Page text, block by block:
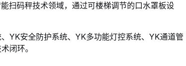
扫码秤技术领域，通过可楼梯调节的口水罩板设
YK安全防护系统、YK多功能灯控系统、YK通道管
闭环。